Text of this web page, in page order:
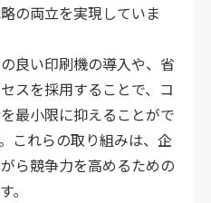
の両立を実現していま
良い印刷機の導入や、省
スを採用することで、コ
最小限に抑えることがで
これらの取り組みは、企
ら競争力を高めるための
。